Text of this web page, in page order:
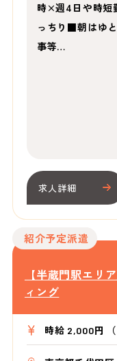
時×週4日や時短
っちり■朝はゆ
事等…
求人詳細
紹介予定派遣
【半蔵門駅エリ
ィング
時給 2,000円